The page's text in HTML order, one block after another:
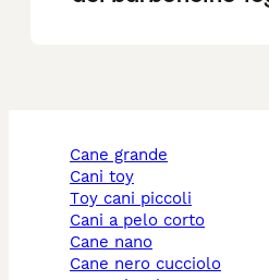
cane grande
cani toy
toy cani piccoli
cani a pelo corto
cane nano
cane nero cucciolo